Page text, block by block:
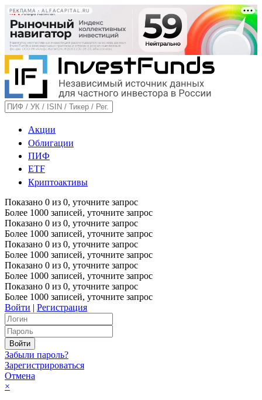
РЕКЛАМА • ALFACAPITAL.RU
Акции
Облигации
ПИФ
ETF
Криптоактивы
Показано 0 из 0, уточните запрос
Более 1000 записей, уточните запрос
Показано 0 из 0, уточните запрос
Более 1000 записей, уточните запрос
Показано 0 из 0, уточните запрос
Более 1000 записей, уточните запрос
Показано 0 из 0, уточните запрос
Более 1000 записей, уточните запрос
Показано 0 из 0, уточните запрос
Более 1000 записей, уточните запрос
Войти | Регистрация
Забыли пароль?
Зарегистрироваться
Отмена
×